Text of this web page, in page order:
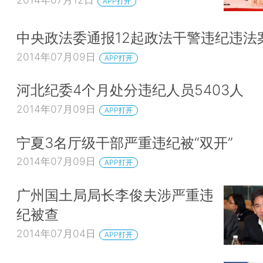
中央政法委通报12起政法干警违纪违法
2014年07月09日 APP打开
河北纪委4个月处分违纪人员5403人
2014年07月09日 APP打开
宁夏3名厅级干部严重违纪被“双开”
2014年07月09日 APP打开
广州国土局局长李俊夫涉严重违
纪被查
2014年07月04日 APP打开